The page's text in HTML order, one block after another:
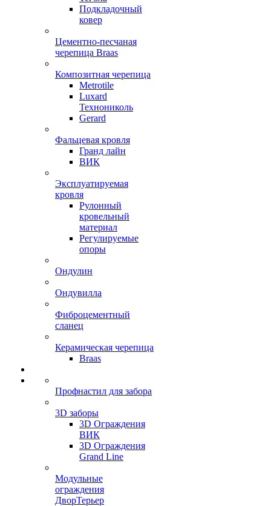
Подкладочный
ковер
Цементно-песчаная
черепица Braas
Композитная черепица
Metrotile
Luxard
Технониколь
Gerard
Фальцевая кровля
Гранд лайн
ВИК
Эксплуатируемая
кровля
Рулонный
кровельный
материал
Регулируемые
опоры
Ондулин
Ондувилла
Фиброцементный
сланец
Керамическая черепица
Braas
Профнастил для забора
3D заборы
3D Ограждения
ВИК
3D Ограждения
Grand Line
Модульные
ограждения
ДворТерьер